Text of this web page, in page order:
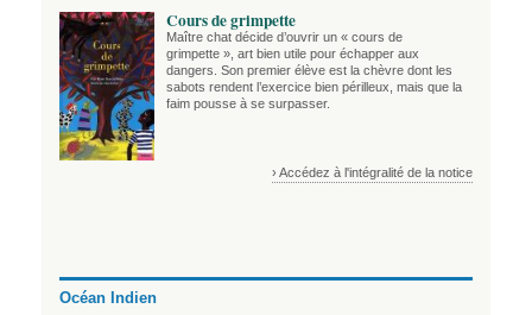
Cours de grimpette
Maître chat décide d’ouvrir un « cours de
grimpette », art bien utile pour échapper aux
dangers. Son premier élève est la chèvre dont les
sabots rendent l’exercice bien périlleux, mais que la
faim pousse à se surpasser.
› Accédez à l'intégralité de la notice
Océan Indien